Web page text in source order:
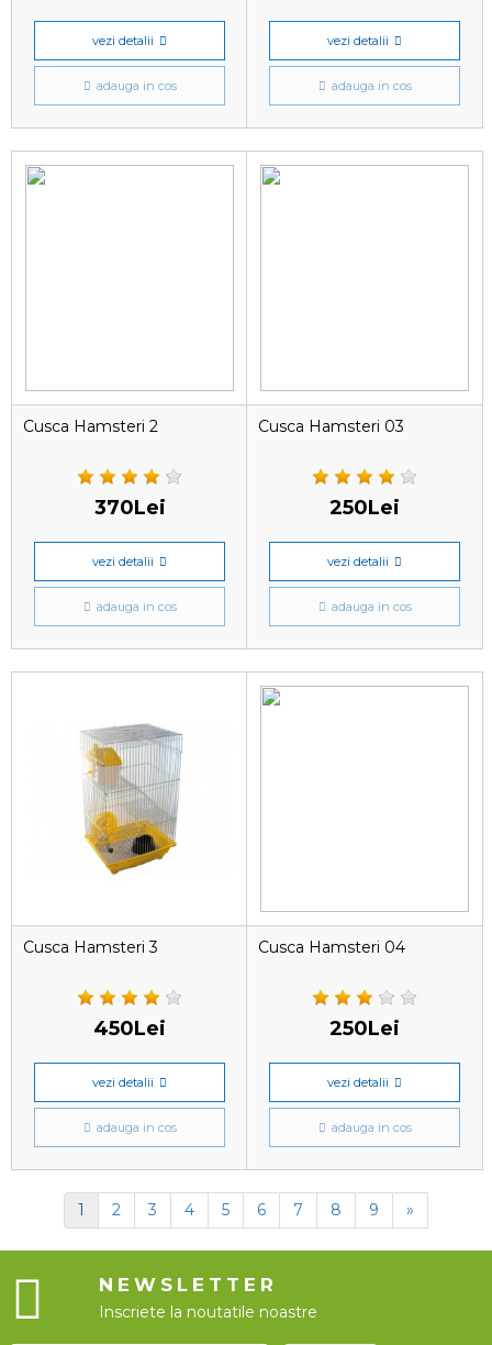
vezi detalii
adauga in cos
vezi detalii
adauga in cos
Cusca Hamsteri 2
370Lei
vezi detalii
adauga in cos
Cusca Hamsteri 03
250Lei
vezi detalii
adauga in cos
Cusca Hamsteri 3
450Lei
vezi detalii
adauga in cos
Cusca Hamsteri 04
250Lei
vezi detalii
adauga in cos
1 2 3 4 5 6 7 8 9 »
NEWSLETTER
Inscriete la noutatile noastre